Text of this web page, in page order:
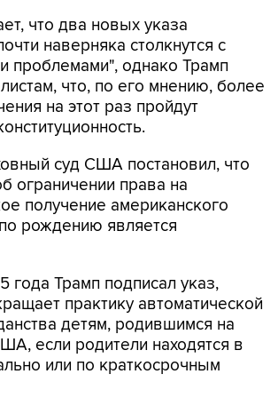
что два новых указа
наверняка столкнутся с
проблемами", однако Трамп
что, по его мнению, более
на этот раз пройдут
суд США постановил, что
ограничении права на
получение американского
рождению является
года Трамп подписал указ,
практику автоматической
детям, родившимся на
если родители находятся в
или по краткосрочным